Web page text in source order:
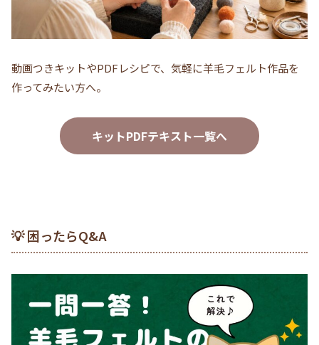
動画つきキットやPDFレシピで、気軽に羊毛フェルト作品を
作ってみたい方へ。
キットPDFテキスト一覧へ
💡 困ったらQ&A